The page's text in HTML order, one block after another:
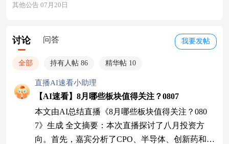
其他公告 07月20日
我要发帖
讨论 问答
全部 持有人帖 86 精华帖 10
直播AI速看小助理
【AI速看】8月哪些板块值得关注？0807
本文由AI总结直播《8月哪些板块值得关注？080
7》生成 全文摘要：本次直播探讨了八月投资方
向。首先，嘉宾分析了CPO、半导体、创新药和脑